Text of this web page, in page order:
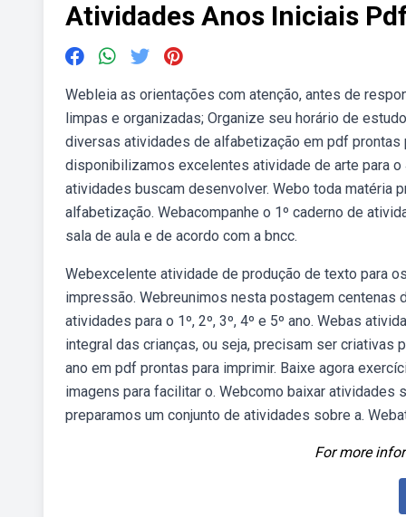
Atividades Anos Iniciais
Webleia as orientações com atenção, antes de
limpas e organizadas; Organize seu horário de
diversas atividades de alfabetização em pdf prontas
disponibilizamos excelentes atividade de arte para o
atividades buscam desenvolver. Webo toda matéria
alfabetização. Webacompanhe o 1º caderno de
sala de aula e de acordo com a bncc.
Webexcelente atividade de produção de texto para
impressão. Webreunimos nesta postagem centenas
atividades para o 1º, 2º, 3º, 4º e 5º ano. Webas
integral das crianças, ou seja, precisam ser
ano em pdf prontas para imprimir. Baixe agora
imagens para facilitar o. Webcomo baixar atividades
preparamos um conjunto de atividades sobre a.
For more